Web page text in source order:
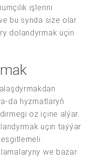
işlerini
bu synda size olar
dolandyrmak üçin
da hyzmatlaryň
öz içine alýar.
üçin taýýar
we bazar